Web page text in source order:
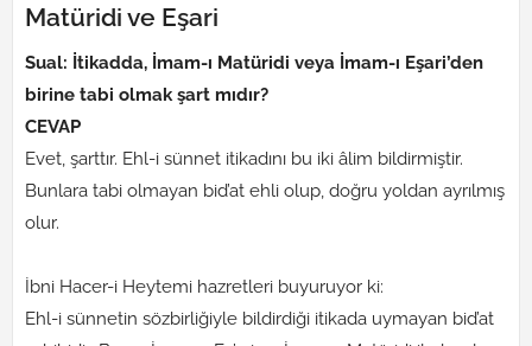
Matüridi ve Eşari
Sual: İtikadda, İmam-ı Matüridi veya İmam-ı Eşari’den
birine tabi olmak şart mıdır?
CEVAP
Evet, şarttır. Ehl-i sünnet itikadını bu iki âlim bildirmiştir.
Bunlara tabi olmayan bid’at ehli olup, doğru yoldan ayrılmış
olur.
İbni Hacer-i Heytemi hazretleri buyuruyor ki:
Ehl-i sünnetin sözbirliğiyle bildirdiği itikada uymayan bid’at